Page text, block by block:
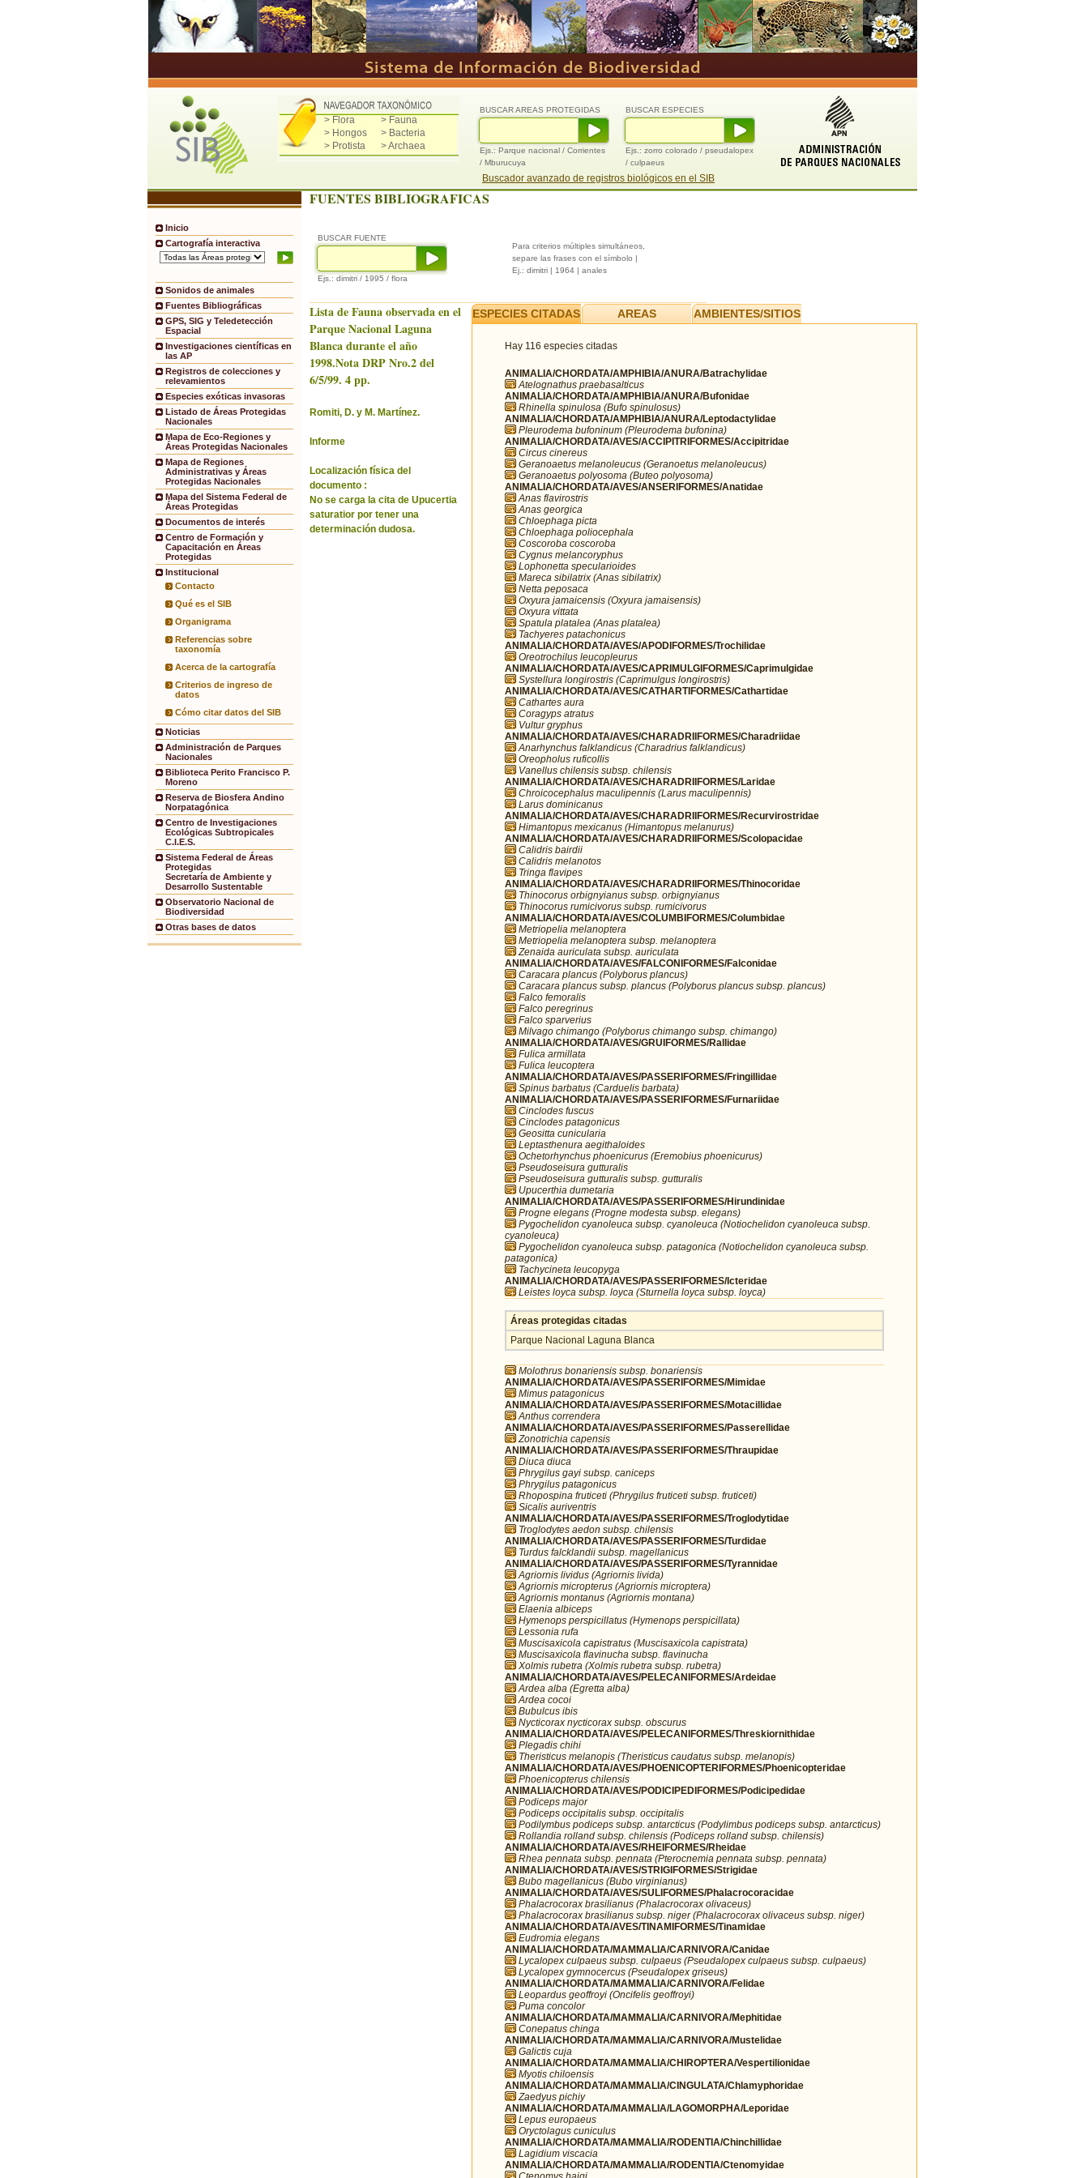
> Flora
> Fauna
> Hongos
> Bacteria
> Protista
> Archaea
BUSCAR ESPECIES
Ejs.: zorro colorado / pseudalopex
/ culpaeus
BUSCAR AREAS PROTEGIDAS
Ejs.: Parque nacional / Corrientes
/ Mburucuya
Buscador avanzado de registros biológicos en el SIB
Inicio
Cartografía interactiva
Sonidos de animales
Fuentes Bibliográficas
GPS, SIG y Teledetección
Espacial
Investigaciones científicas en
las AP
Registros de colecciones y
relevamientos
Especies exóticas invasoras
Listado de Áreas Protegidas
Nacionales
Mapa de Eco-Regiones y
Áreas Protegidas Nacionales
Mapa de Regiones
Administrativas y Áreas
Protegidas Nacionales
Mapa del Sistema Federal de
Áreas Protegidas
Documentos de interés
Centro de Formación y
Capacitación en Áreas
Protegidas
Institucional
Contacto
Qué es el SIB
Organigrama
Referencias sobre
taxonomía
Acerca de la cartografía
Criterios de ingreso de
datos
Cómo citar datos del SIB
Noticias
Administración de Parques
Nacionales
Biblioteca Perito Francisco P.
Moreno
Reserva de Biosfera Andino
Norpatagónica
Centro de Investigaciones
Ecológicas Subtropicales
C.I.E.S.
Sistema Federal de Áreas
Protegidas
Secretaría de Ambiente y
Desarrollo Sustentable
Observatorio Nacional de
Biodiversidad
Otras bases de datos
FUENTES BIBLIOGRAFICAS
BUSCAR FUENTE
Ejs.: dimitri / 1995 / flora
Para criterios múltiples simultáneos,
separe las frases con el símbolo |
Ej.: dimitri | 1964 | anales
Lista de Fauna observada en el
Parque Nacional Laguna
Blanca durante el año
1998.Nota DRP Nro.2 del
6/5/99. 4 pp.
Romiti, D. y M. Martínez.
Informe
Localización física del
documento :
No se carga la cita de Upucertia
saturatior por tener una
determinación dudosa.
ESPECIES CITADAS AREAS AMBIENTES/SITIOS
Hay 116 especies citadas
ANIMALIA/CHORDATA/AMPHIBIA/ANURA/Batrachylidae
Atelognathus praebasalticus
ANIMALIA/CHORDATA/AMPHIBIA/ANURA/Bufonidae
Rhinella spinulosa (Bufo spinulosus)
ANIMALIA/CHORDATA/AMPHIBIA/ANURA/Leptodactylidae
Pleurodema bufoninum (Pleurodema bufonina)
ANIMALIA/CHORDATA/AVES/ACCIPITRIFORMES/Accipitridae
Circus cinereus
Geranoaetus melanoleucus (Geranoetus melanoleucus)
Geranoaetus polyosoma (Buteo polyosoma)
ANIMALIA/CHORDATA/AVES/ANSERIFORMES/Anatidae
Anas flavirostris
Anas georgica
Chloephaga picta
Chloephaga poliocephala
Coscoroba coscoroba
Cygnus melancoryphus
Lophonetta specularioides
Mareca sibilatrix (Anas sibilatrix)
Netta peposaca
Oxyura jamaicensis (Oxyura jamaisensis)
Oxyura vittata
Spatula platalea (Anas platalea)
Tachyeres patachonicus
ANIMALIA/CHORDATA/AVES/APODIFORMES/Trochilidae
Oreotrochilus leucopleurus
ANIMALIA/CHORDATA/AVES/CAPRIMULGIFORMES/Caprimulgidae
Systellura longirostris (Caprimulgus longirostris)
ANIMALIA/CHORDATA/AVES/CATHARTIFORMES/Cathartidae
Cathartes aura
Coragyps atratus
Vultur gryphus
ANIMALIA/CHORDATA/AVES/CHARADRIIFORMES/Charadriidae
Anarhynchus falklandicus (Charadrius falklandicus)
Oreopholus ruficollis
Vanellus chilensis subsp. chilensis
ANIMALIA/CHORDATA/AVES/CHARADRIIFORMES/Laridae
Chroicocephalus maculipennis (Larus maculipennis)
Larus dominicanus
ANIMALIA/CHORDATA/AVES/CHARADRIIFORMES/Recurvirostridae
Himantopus mexicanus (Himantopus melanurus)
ANIMALIA/CHORDATA/AVES/CHARADRIIFORMES/Scolopacidae
Calidris bairdii
Calidris melanotos
Tringa flavipes
ANIMALIA/CHORDATA/AVES/CHARADRIIFORMES/Thinocoridae
Thinocorus orbignyianus subsp. orbignyianus
Thinocorus rumicivorus subsp. rumicivorus
ANIMALIA/CHORDATA/AVES/COLUMBIFORMES/Columbidae
Metriopelia melanoptera
Metriopelia melanoptera subsp. melanoptera
Zenaida auriculata subsp. auriculata
ANIMALIA/CHORDATA/AVES/FALCONIFORMES/Falconidae
Caracara plancus (Polyborus plancus)
Caracara plancus subsp. plancus (Polyborus plancus subsp. plancus)
Falco femoralis
Falco peregrinus
Falco sparverius
Milvago chimango (Polyborus chimango subsp. chimango)
ANIMALIA/CHORDATA/AVES/GRUIFORMES/Rallidae
Fulica armillata
Fulica leucoptera
ANIMALIA/CHORDATA/AVES/PASSERIFORMES/Fringillidae
Spinus barbatus (Carduelis barbata)
ANIMALIA/CHORDATA/AVES/PASSERIFORMES/Furnariidae
Cinclodes fuscus
Cinclodes patagonicus
Geositta cunicularia
Leptasthenura aegithaloides
Ochetorhynchus phoenicurus (Eremobius phoenicurus)
Pseudoseisura gutturalis
Pseudoseisura gutturalis subsp. gutturalis
Upucerthia dumetaria
ANIMALIA/CHORDATA/AVES/PASSERIFORMES/Hirundinidae
Progne elegans (Progne modesta subsp. elegans)
Pygochelidon cyanoleuca subsp. cyanoleuca (Notiochelidon cyanoleuca subsp.
cyanoleuca)
Pygochelidon cyanoleuca subsp. patagonica (Notiochelidon cyanoleuca subsp.
patagonica)
Tachycineta leucopyga
ANIMALIA/CHORDATA/AVES/PASSERIFORMES/Icteridae
Leistes loyca subsp. loyca (Sturnella loyca subsp. loyca)
Áreas protegidas citadas
Parque Nacional Laguna Blanca
Molothrus bonariensis subsp. bonariensis
ANIMALIA/CHORDATA/AVES/PASSERIFORMES/Mimidae
Mimus patagonicus
ANIMALIA/CHORDATA/AVES/PASSERIFORMES/Motacillidae
Anthus correndera
ANIMALIA/CHORDATA/AVES/PASSERIFORMES/Passerellidae
Zonotrichia capensis
ANIMALIA/CHORDATA/AVES/PASSERIFORMES/Thraupidae
Diuca diuca
Phrygilus gayi subsp. caniceps
Phrygilus patagonicus
Rhopospina fruticeti (Phrygilus fruticeti subsp. fruticeti)
Sicalis auriventris
ANIMALIA/CHORDATA/AVES/PASSERIFORMES/Troglodytidae
Troglodytes aedon subsp. chilensis
ANIMALIA/CHORDATA/AVES/PASSERIFORMES/Turdidae
Turdus falcklandii subsp. magellanicus
ANIMALIA/CHORDATA/AVES/PASSERIFORMES/Tyrannidae
Agriornis lividus (Agriornis livida)
Agriornis micropterus (Agriornis microptera)
Agriornis montanus (Agriornis montana)
Elaenia albiceps
Hymenops perspicillatus (Hymenops perspicillata)
Lessonia rufa
Muscisaxicola capistratus (Muscisaxicola capistrata)
Muscisaxicola flavinucha subsp. flavinucha
Xolmis rubetra (Xolmis rubetra subsp. rubetra)
ANIMALIA/CHORDATA/AVES/PELECANIFORMES/Ardeidae
Ardea alba (Egretta alba)
Ardea cocoi
Bubulcus ibis
Nycticorax nycticorax subsp. obscurus
ANIMALIA/CHORDATA/AVES/PELECANIFORMES/Threskiornithidae
Plegadis chihi
Theristicus melanopis (Theristicus caudatus subsp. melanopis)
ANIMALIA/CHORDATA/AVES/PHOENICOPTERIFORMES/Phoenicopteridae
Phoenicopterus chilensis
ANIMALIA/CHORDATA/AVES/PODICIPEDIFORMES/Podicipedidae
Podiceps major
Podiceps occipitalis subsp. occipitalis
Podilymbus podiceps subsp. antarcticus (Podylimbus podiceps subsp. antarcticus)
Rollandia rolland subsp. chilensis (Podiceps rolland subsp. chilensis)
ANIMALIA/CHORDATA/AVES/RHEIFORMES/Rheidae
Rhea pennata subsp. pennata (Pterocnemia pennata subsp. pennata)
ANIMALIA/CHORDATA/AVES/STRIGIFORMES/Strigidae
Bubo magellanicus (Bubo virginianus)
ANIMALIA/CHORDATA/AVES/SULIFORMES/Phalacrocoracidae
Phalacrocorax brasilianus (Phalacrocorax olivaceus)
Phalacrocorax brasilianus subsp. niger (Phalacrocorax olivaceus subsp. niger)
ANIMALIA/CHORDATA/AVES/TINAMIFORMES/Tinamidae
Eudromia elegans
ANIMALIA/CHORDATA/MAMMALIA/CARNIVORA/Canidae
Lycalopex culpaeus subsp. culpaeus (Pseudalopex culpaeus subsp. culpaeus)
Lycalopex gymnocercus (Pseudalopex griseus)
ANIMALIA/CHORDATA/MAMMALIA/CARNIVORA/Felidae
Leopardus geoffroyi (Oncifelis geoffroyi)
Puma concolor
ANIMALIA/CHORDATA/MAMMALIA/CARNIVORA/Mephitidae
Conepatus chinga
ANIMALIA/CHORDATA/MAMMALIA/CARNIVORA/Mustelidae
Galictis cuja
ANIMALIA/CHORDATA/MAMMALIA/CHIROPTERA/Vespertilionidae
Myotis chiloensis
ANIMALIA/CHORDATA/MAMMALIA/CINGULATA/Chlamyphoridae
Zaedyus pichiy
ANIMALIA/CHORDATA/MAMMALIA/LAGOMORPHA/Leporidae
Lepus europaeus
Oryctolagus cuniculus
ANIMALIA/CHORDATA/MAMMALIA/RODENTIA/Chinchillidae
Lagidium viscacia
ANIMALIA/CHORDATA/MAMMALIA/RODENTIA/Ctenomyidae